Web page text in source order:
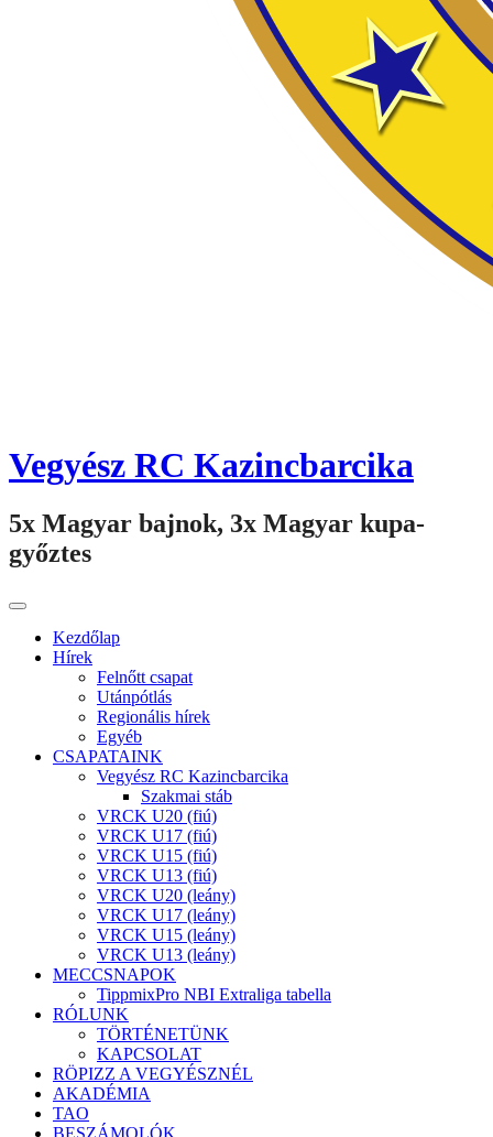
Vegyész RC Kazincbarcika
5x Magyar bajnok, 3x Magyar kupa-
győztes
Kezdőlap
Hírek
Felnőtt csapat
Utánpótlás
Regionális hírek
Egyéb
CSAPATAINK
Vegyész RC Kazincbarcika
Szakmai stáb
VRCK U20 (fiú)
VRCK U17 (fiú)
VRCK U15 (fiú)
VRCK U13 (fiú)
VRCK U20 (leány)
VRCK U17 (leány)
VRCK U15 (leány)
VRCK U13 (leány)
MECCSNAPOK
TippmixPro NBI Extraliga tabella
RÓLUNK
TÖRTÉNETÜNK
KAPCSOLAT
RÖPIZZ A VEGYÉSZNÉL
AKADÉMIA
TAO